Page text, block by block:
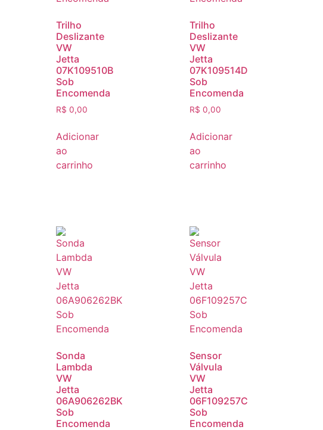
Trilho
Deslizante
VW
Jetta
07K109510B
Sob
Encomenda
R$ 0,00
Adicionar
ao
carrinho
Trilho
Deslizante
VW
Jetta
07K109514D
Sob
Encomenda
R$ 0,00
Adicionar
ao
carrinho
Sonda
Lambda
VW
Jetta
06A906262BK
Sob
Encomenda
Sensor
Válvula
VW
Jetta
06F109257C
Sob
Encomenda